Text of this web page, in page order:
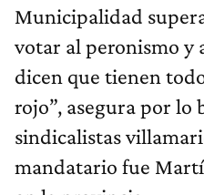
Municipalidad
votar al peronismo y
dicen que tienen
rojo”, asegura por lo
sindicalistas
mandatario fue